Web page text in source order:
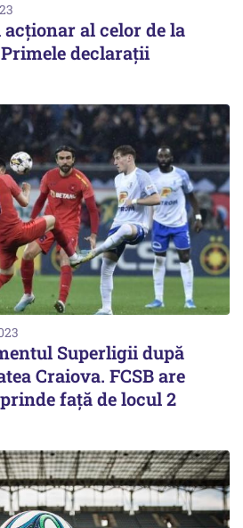
al celor de la
declaraţii
Superligii după
Craiova. FCSB are
față de locul 2